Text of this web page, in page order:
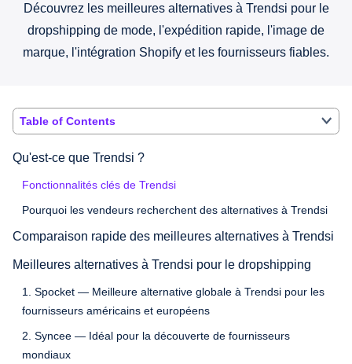
Découvrez les meilleures alternatives à Trendsi pour le
dropshipping de mode, l'expédition rapide, l'image de
marque, l'intégration Shopify et les fournisseurs fiables.
Table of Contents
Qu'est-ce que Trendsi ?
Fonctionnalités clés de Trendsi
Pourquoi les vendeurs recherchent des alternatives à Trendsi
Comparaison rapide des meilleures alternatives à Trendsi
Meilleures alternatives à Trendsi pour le dropshipping
1. Spocket — Meilleure alternative globale à Trendsi pour les
fournisseurs américains et européens
2. Syncee — Idéal pour la découverte de fournisseurs
mondiaux